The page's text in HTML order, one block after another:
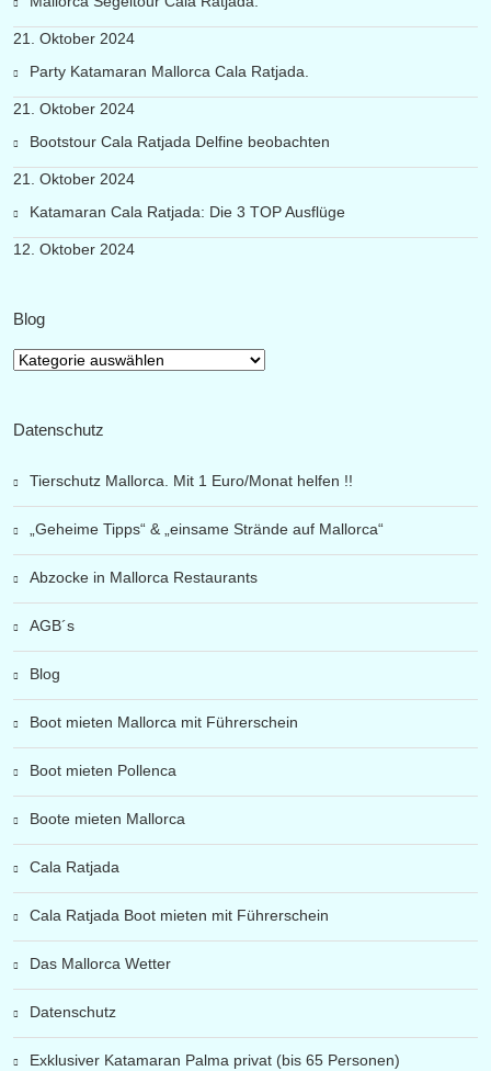
21. Oktober 2024
Party Katamaran Mallorca Cala Ratjada.
21. Oktober 2024
Bootstour Cala Ratjada Delfine beobachten
21. Oktober 2024
Katamaran Cala Ratjada: Die 3 TOP Ausflüge
12. Oktober 2024
Blog
Blog
Datenschutz
Tierschutz Mallorca. Mit 1 Euro/Monat helfen !!
„Geheime Tipps“ & „einsame Strände auf Mallorca“
Abzocke in Mallorca Restaurants
AGB´s
Blog
Boot mieten Mallorca mit Führerschein
Boot mieten Pollenca
Boote mieten Mallorca
Cala Ratjada
Cala Ratjada Boot mieten mit Führerschein
Das Mallorca Wetter
Datenschutz
Exklusiver Katamaran Palma privat (bis 65 Personen)